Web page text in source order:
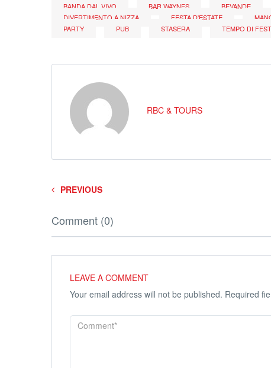
BANDA DAL VIVO BAR WAYNES BEVANDE
DIVERTIMENTO A NIZZA
FESTA D'ESTATE
PARTY
PUB STASERA TEMPO DI
RBC & TOURS
PREVIOUS
Comment (0)
LEAVE A COMMENT
Your email address will not be published. Required